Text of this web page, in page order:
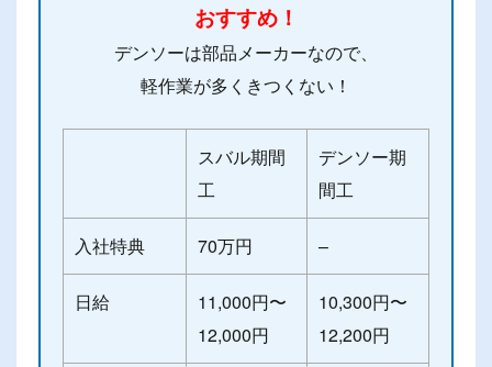
おすすめ！
デンソーは部品メーカーなので、
軽作業が多くきつくない！
スバル期間
工
デンソー期
間工
入社特典 70万円 –
日給
11,000円〜
12,000円
10,300円〜
12,200円